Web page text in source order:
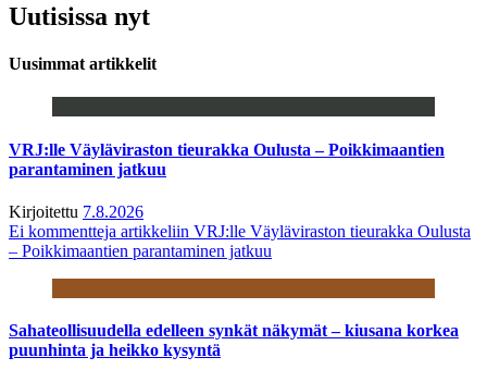
Uutisissa nyt
Uusimmat artikkelit
VRJ:lle Väyläviraston tieurakka Oulusta – Poikkimaantien
parantaminen jatkuu
Kirjoitettu 7.8.2026
Ei kommentteja artikkeliin VRJ:lle Väyläviraston tieurakka Oulusta
– Poikkimaantien parantaminen jatkuu
Sahateollisuudella edelleen synkät näkymät – kiusana korkea
puunhinta ja heikko kysyntä